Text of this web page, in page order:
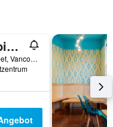
The Cambie Hostel Gastown
310 Cambie Street, Vancouver, BC, Kanada